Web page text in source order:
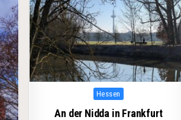
Posted in
Hessen
An der Nidda in Frankfurt